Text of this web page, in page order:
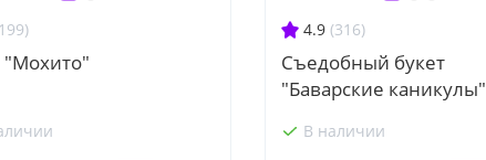
"Мохито"
4.9 (316)
Съедобный букет
"Баварские каникулы"
В наличии